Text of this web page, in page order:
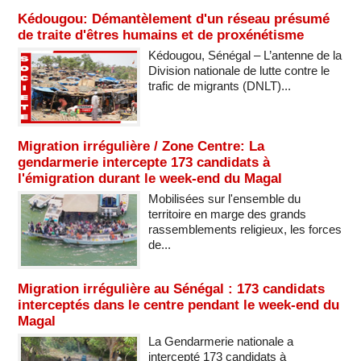
Kédougou: Démantèlement d'un réseau présumé
de traite d'êtres humains et de proxénétisme
Kédougou, Sénégal – L’antenne de la
Division nationale de lutte contre le
trafic de migrants (DNLT)...
Migration irrégulière / Zone Centre: La
gendarmerie intercepte 173 candidats à
l'émigration durant le week-end du Magal
Mobilisées sur l'ensemble du
territoire en marge des grands
rassemblements religieux, les forces
de...
Migration irrégulière au Sénégal : 173 candidats
interceptés dans le centre pendant le week-end du
Magal
La Gendarmerie nationale a
intercepté 173 candidats à